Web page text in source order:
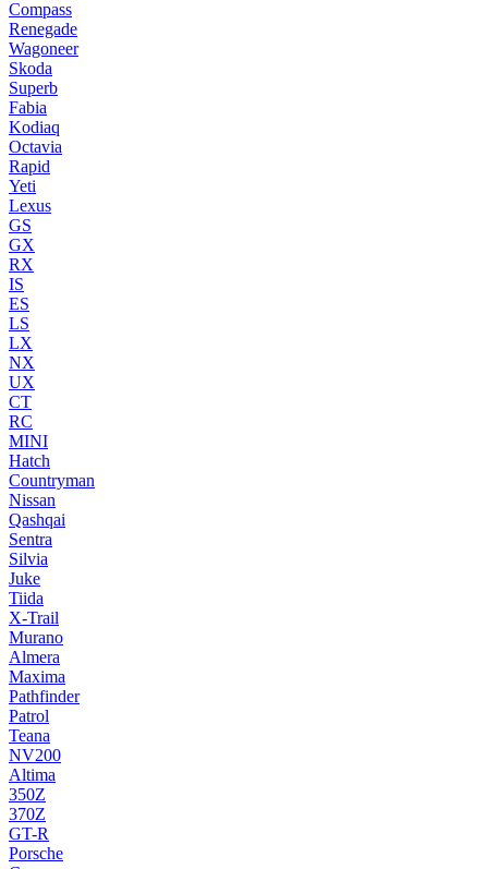
Compass
Renegade
Wagoneer
Skoda
Superb
Fabia
Kodiaq
Octavia
Rapid
Yeti
Lexus
GS
GX
RX
IS
ES
LS
LX
NX
UX
CT
RC
MINI
Hatch
Countryman
Nissan
Qashqai
Sentra
Silvia
Juke
Tiida
X-Trail
Murano
Almera
Maxima
Pathfinder
Patrol
Teana
NV200
Altima
350Z
370Z
GT-R
Porsche